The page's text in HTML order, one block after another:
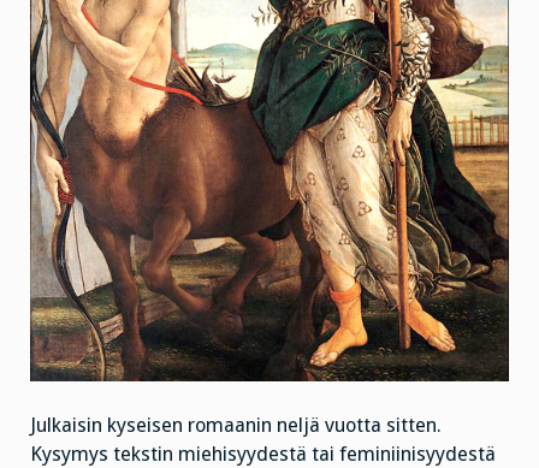
Julkaisin kyseisen romaanin neljä vuotta sitten.
Kysymys tekstin miehisyydestä tai feminiinisyydestä